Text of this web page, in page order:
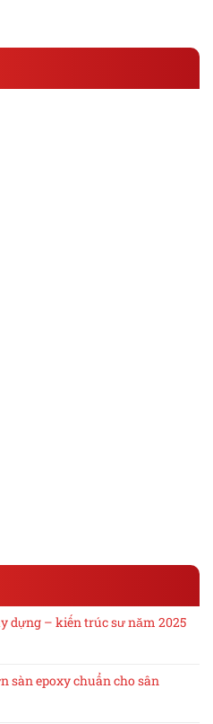
dựng – kiến trúc sư năm 2025
sàn epoxy chuẩn cho sân